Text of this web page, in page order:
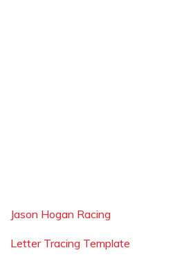
Jason Hogan Racing
Letter Tracing Template